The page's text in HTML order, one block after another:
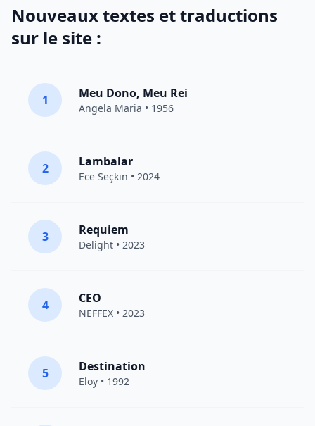
Nouveaux textes et traductions
sur le site :
1 Meu Dono, Meu Rei
Angela Maria • 1956
2 Lambalar
Ece Seçkin • 2024
3 Requiem
Delight • 2023
4 CEO
NEFFEX • 2023
5 Destination
Eloy • 1992